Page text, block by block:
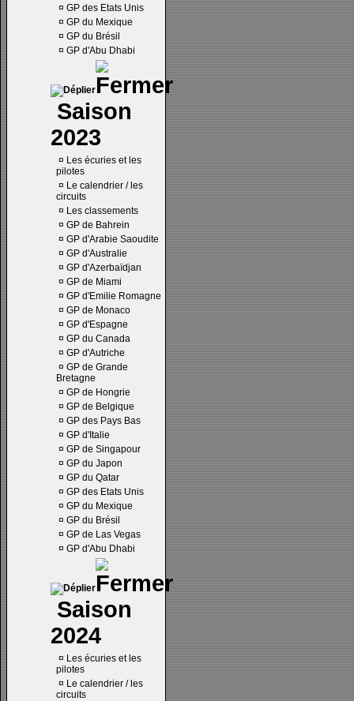
¤ GP des Etats Unis
¤ GP du Mexique
¤ GP du Brésil
¤ GP d'Abu Dhabi
Saison
2023
¤ Les écuries et les
pilotes
¤ Le calendrier / les
circuits
¤ Les classements
¤ GP de Bahrein
¤ GP d'Arabie Saoudite
¤ GP d'Australie
¤ GP d'Azerbaïdjan
¤ GP de Miami
¤ GP d'Emilie Romagne
¤ GP de Monaco
¤ GP d'Espagne
¤ GP du Canada
¤ GP d'Autriche
¤ GP de Grande
Bretagne
¤ GP de Hongrie
¤ GP de Belgique
¤ GP des Pays Bas
¤ GP d'Italie
¤ GP de Singapour
¤ GP du Japon
¤ GP du Qatar
¤ GP des Etats Unis
¤ GP du Mexique
¤ GP du Brésil
¤ GP de Las Vegas
¤ GP d'Abu Dhabi
Saison
2024
¤ Les écuries et les
pilotes
¤ Le calendrier / les
circuits